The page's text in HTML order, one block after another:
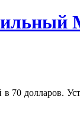
долларов.